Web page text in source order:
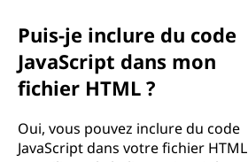
Puis-je inclure du code
JavaScript dans mon
fichier HTML ?
Oui, vous pouvez inclure du code
JavaScript dans votre fichier HTML